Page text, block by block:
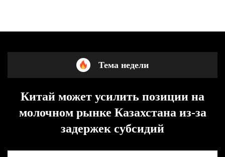
Тема недели
Китай может усилить позиции на
молочном рынке Казахстана из-за
задержек субсидий